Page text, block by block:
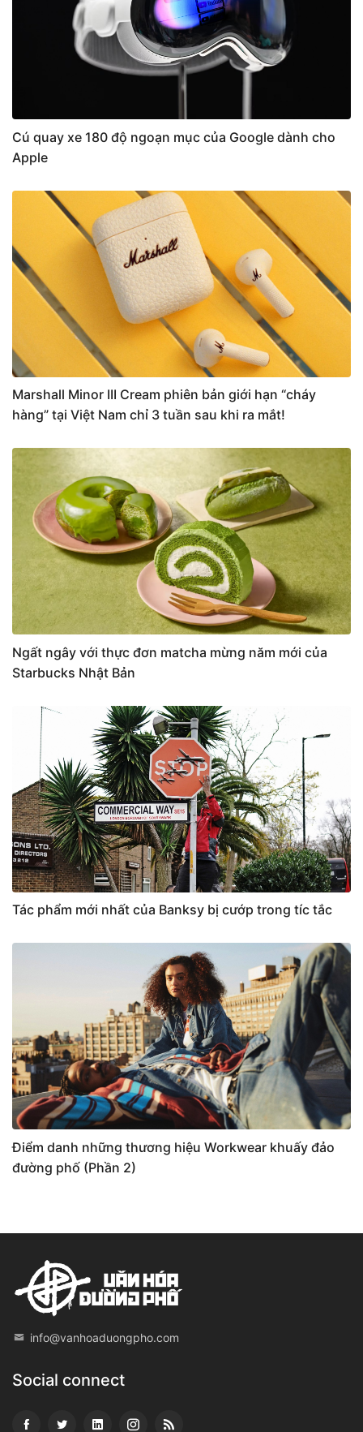
Cú quay xe 180 độ ngoạn mục của Google dành cho
Apple
Marshall Minor III Cream phiên bản giới hạn “cháy
hàng” tại Việt Nam chỉ 3 tuần sau khi ra mắt!
Ngất ngây với thực đơn matcha mừng năm mới của
Starbucks Nhật Bản
Tác phẩm mới nhất của Banksy bị cướp trong tíc tắc
Điểm danh những thương hiệu Workwear khuấy đảo
đường phố (Phần 2)
info@vanhoaduongpho.com
Social connect